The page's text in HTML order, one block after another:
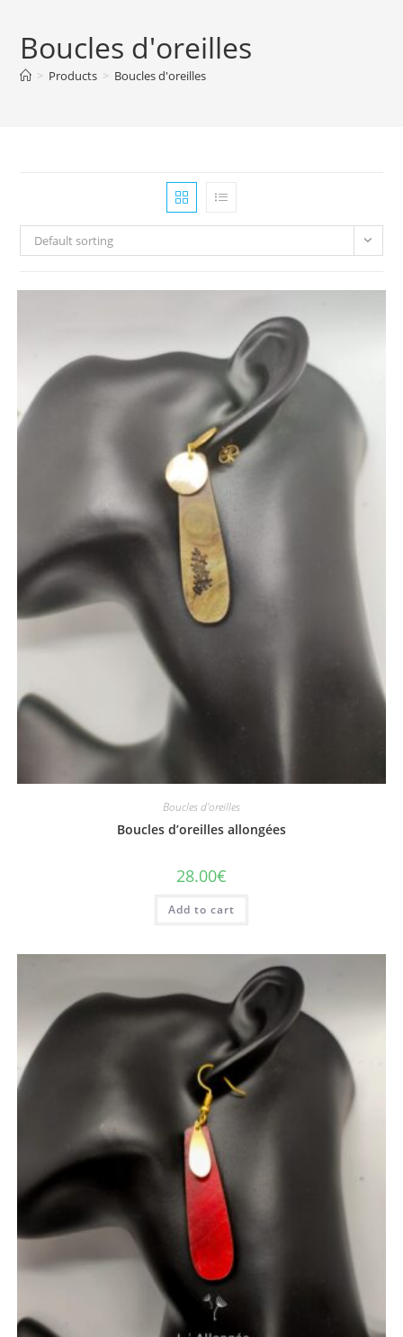
Boucles d'oreilles
> Products > Boucles d'oreilles
Default sorting
Boucles d'oreilles
Boucles d’oreilles allongées
28.00€
Add to cart